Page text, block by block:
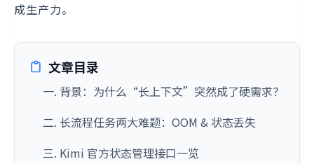
成生产力。
文章目录
一. 背景：为什么“长上下文”突然成了硬需求？
二. 长流程任务两大难题：OOM & 状态丢失
三. Kimi 官方状态管理接口一览